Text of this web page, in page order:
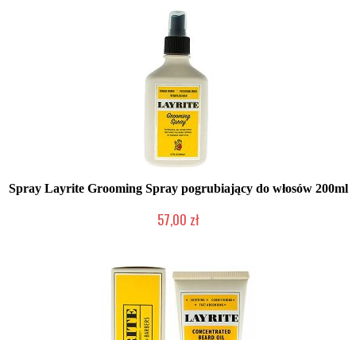
Spray Layrite Grooming Spray pogrubiający do włosów 200ml
57,00 zł